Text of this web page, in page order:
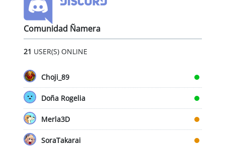
Comunidad Ñamera
21 USER(S) ONLINE
Choji_89
Doña Rogelia
Merla3D
SoraTakarai